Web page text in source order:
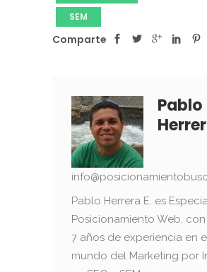
SEM
Comparte
Pablo
Pablo Herrera E. es
Posicionamiento Web,
7 años de experiencia en
mundo del Marketing por